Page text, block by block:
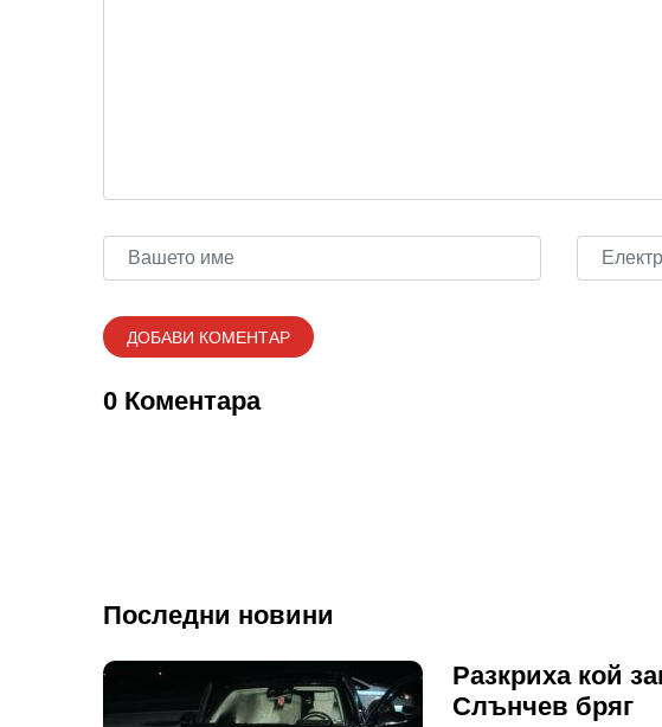
0 Коментара
Последни новини
Разкриха кой
Слънчев бряг